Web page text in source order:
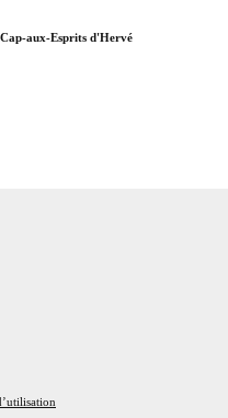
aux-Esprits d'Hervé